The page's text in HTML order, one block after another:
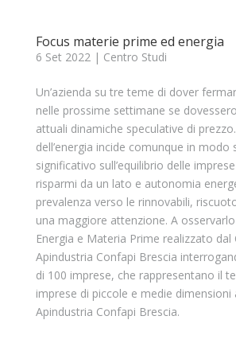
Focus materie prime ed energia
6 Set 2022| Centro Studi
Un’azienda su tre teme di dover
nelle prossime settimane se
attuali dinamiche speculative di
dell’energia incide comunque in modo
significativo sull’equilibrio delle
risparmi da un lato e autonomia
prevalenza verso le rinnovabili,
una maggiore attenzione. A
Energia e Materia Prime realizzato dal
Apindustria Confapi Brescia
di 100 imprese, che rappresentano il
imprese di piccole e medie dimensioni
Apindustria Confapi Brescia.